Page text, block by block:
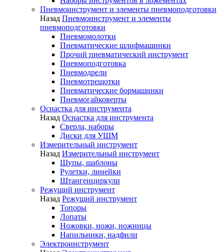
Пневмоинструмент и элементы пневмоподготовки
Назад Пневмоинструмент и элементы
пневмоподготовки
Пневмомолотки
Пневматические шлифмашинки
Прочий пневматический инструмент
Пневмоподготовка
Пневмодрели
Пневмотрещотки
Пневматические бормашинки
Пневмогайковерты
Оснастка для инструмента
Назад Оснастка для инструмента
Сверла, наборы
Диски для УШМ
Измерительный инструмент
Назад Измерительный инструмент
Щупы, шаблоны
Рулетки, линейки
Штангенциркули
Режущий инструмент
Назад Режущий инструмент
Топоры
Лопаты
Ножовки, ножи, ножницы
Напильники, надфили
Электроинструмент